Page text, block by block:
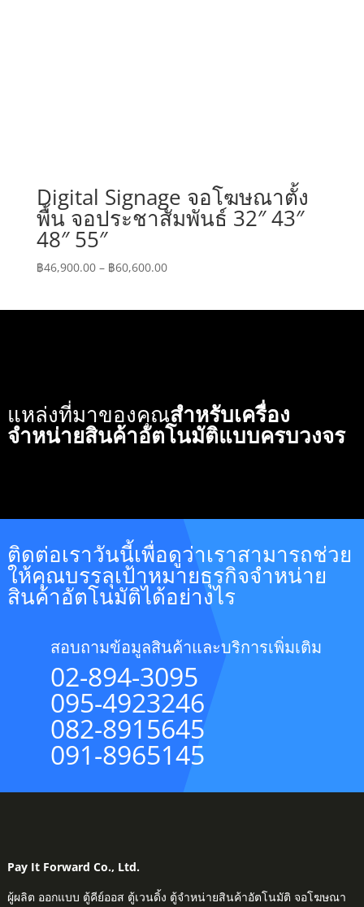
Digital Signage จอโฆษณาตั้ง
พื้น จอประชาสัมพันธ์ 32″ 43″
48″ 55″
฿46,900.00 – ฿60,600.00Price
แหล่งที่มาของคุณสำหรับเครื่อง
จำหน่ายสินค้าอัตโนมัติแบบครบวงจร
ติดต่อเราวันนี้เพื่อดูว่าเราสามารถช่วย
ให้คุณบรรลุเป้าหมายธุรกิจจำหน่าย
สินค้าอัตโนมัติได้อย่างไร
สอบถามข้อมูลสินค้าและบริการเพิ่มเติม
02-894-3095
095-4923246
082-8915645
091-8965145
Pay It Forward Co., Ltd.
ผู้ผลิต ออกแบบ ตู้คีย์ออส ตู้เวนดิ้ง ตู้จำหน่ายสินค้าอัตโนมัติ จอโฆษณา